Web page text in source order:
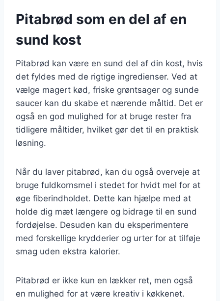
Pitabrød som en del af en
sund kost
Pitabrød kan være en sund del af din kost, hvis
det fyldes med de rigtige ingredienser. Ved at
vælge magert kød, friske grøntsager og sunde
saucer kan du skabe et nærende måltid. Det er
også en god mulighed for at bruge rester fra
tidligere måltider, hvilket gør det til en praktisk
løsning.
Når du laver pitabrød, kan du også overveje at
bruge fuldkornsmel i stedet for hvidt mel for at
øge fiberindholdet. Dette kan hjælpe med at
holde dig mæt længere og bidrage til en sund
fordøjelse. Desuden kan du eksperimentere
med forskellige krydderier og urter for at tilføje
smag uden ekstra kalorier.
Pitabrød er ikke kun en lækker ret, men også
en mulighed for at være kreativ i køkkenet.